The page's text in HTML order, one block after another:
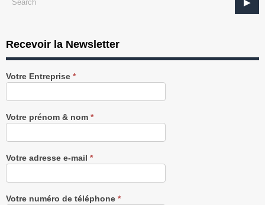
Recevoir la Newsletter
Recevez
notre
gratuitement
Votre Entreprise *
Votre prénom & nom *
Votre adresse e-mail *
Votre numéro de téléphone *